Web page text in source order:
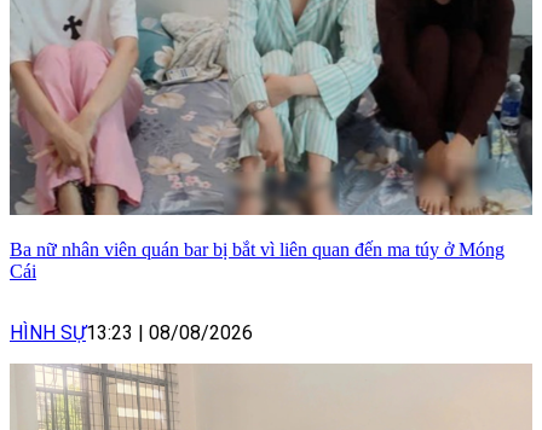
Ba nữ nhân viên quán bar bị bắt vì liên quan đến ma túy ở Móng
Cái
HÌNH SỰ13:23 | 08/08/2026